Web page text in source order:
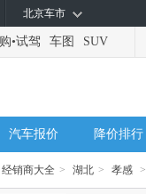
北京车市
•试驾 车图 SUV
汽车报价 降价排行
经销商大全 > 湖北 > 孝感 >